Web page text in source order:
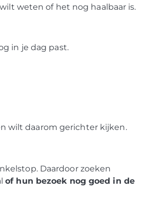
weten of het nog haalbaar is.
in je dag past.
wilt daarom gerichter kijken.
Daardoor zoeken
of hun bezoek nog goed in de